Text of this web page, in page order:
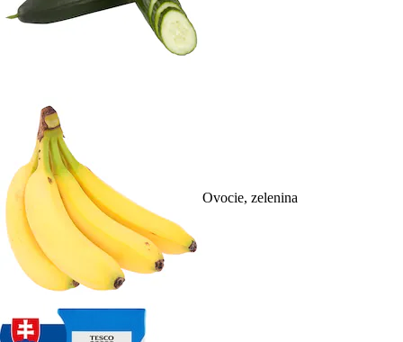
Ovocie, zelenina